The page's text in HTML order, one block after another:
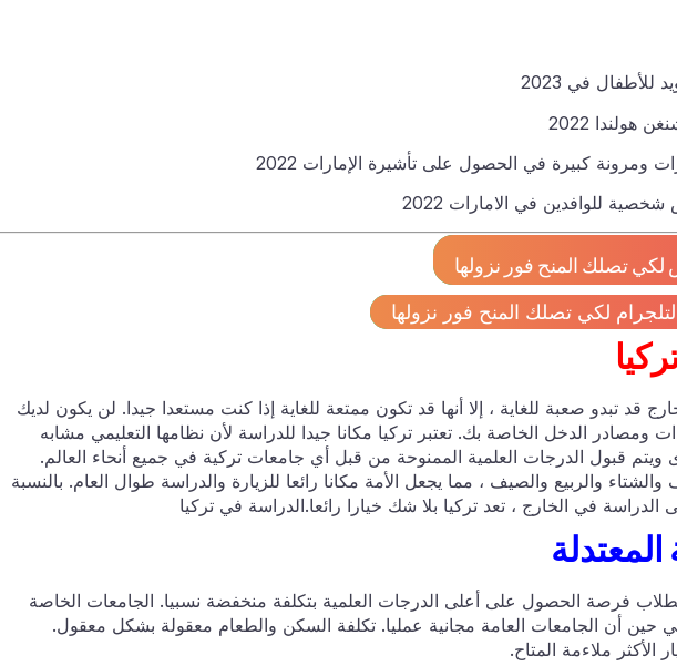
2022
ومرونة كبيرة في الحصول على تأشيرة الإمارات 2022
للوافدين في الامارات 2022
لكي تصلك المنح فور نزولها
لكي تصلك المنح فور نزولها
قد تبدو صعبة للغاية ، إلا أنها قد تكون ممتعة للغاية إذا كنت مستعدا جيدا. لن يكون لديك
الدخل الخاصة بك. تعتبر تركيا مكانا جيدا للدراسة لأن نظامها التعليمي مشابه
ويتم قبول الدرجات العلمية الممنوحة من قبل أي جامعات تركية في جميع أنحاء العالم.
والربيع والصيف ، مما يجعل الأمة مكانا رائعا للزيارة والدراسة طوال العام. بالنسبة
الدراسة في الخارج ، تعد تركيا بلا شك خيارا رائعا.الدراسة في تركيا
للطلاب فرصة الحصول على أعلى الدرجات العلمية بتكلفة منخفضة نسبيا. الجامعات الخاصة
حين أن الجامعات العامة مجانية عمليا. تكلفة السكن والطعام معقولة بشكل معقول.
ملاءمة المتاح.